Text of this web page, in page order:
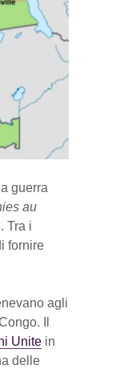
guerra
au
Tra i
fornire
agli
Il
Unite in
delle